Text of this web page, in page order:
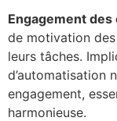
Engagement des
de motivation
leurs tâches.
d’automatisation
engagement,
harmonieuse.